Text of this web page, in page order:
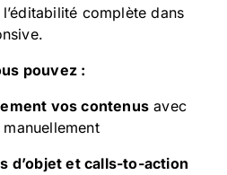
complète dans
pouvez :
vos contenus avec
manuellement
d’objet et calls-to-action